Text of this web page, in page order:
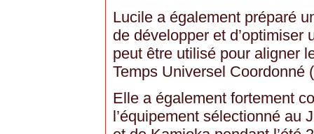
Lucile a également préparé
de développer et
peut être utilisé pour aligner
Temps Universel Coordonné
Elle a également fortement
l’équipement sélectionné au